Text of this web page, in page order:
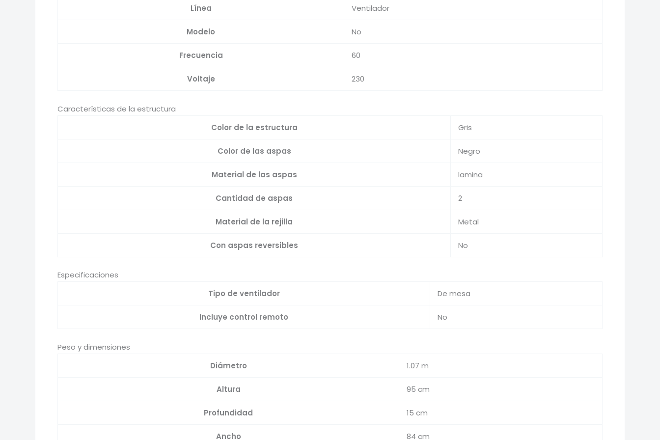
Línea Ventilador
Modelo No
Frecuencia 60
Voltaje 230
Características de la estructura
Color de la estructura
Gris
Color de las aspas Negro
Material de las aspas lamina
Cantidad de aspas 2
Material de la rejilla Metal
Con aspas reversibles No
Especificaciones
Tipo de ventilador
De mesa
Incluye control remoto No
Peso y dimensiones
Diámetro
1.07 m
Altura 95 cm
Profundidad 15 cm
Ancho 84 cm